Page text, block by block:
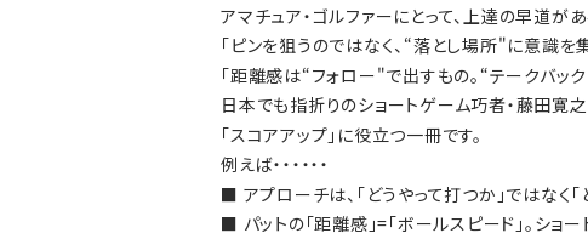
アマチュア・ゴルファーにとって、上達の早道が
「ピンを狙うのではなく、“落とし場所"に意識
「距離感は“フォロー"で出すもの。“テークバッ
日本でも指折りのショートゲーム巧者・藤田寛之
「スコアアップ」に役立つ一冊です。
例えば・・・・・・
■ アプローチは、「どうやって打つか」ではなく
■ パットの「距離感」=「ボールスピード」。ショ